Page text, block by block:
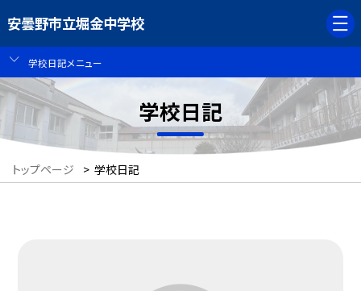
安曇野市立堀金中学校
学校日記メニュー
学校日記
トップページ > 学校日記